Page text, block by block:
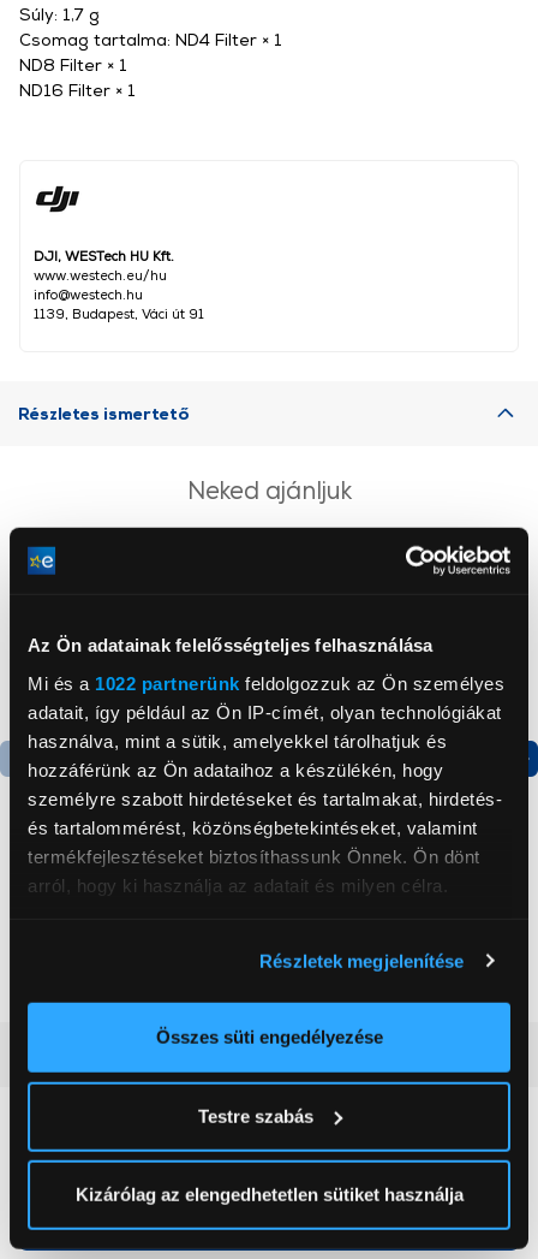
Az Ön adatainak felelősségteljes felhasználása
Mi és a 1022 partnerünk feldolgozzuk az Ön személyes
adatait, így például az Ön IP-címét, olyan technológiákat
használva, mint a sütik, amelyekkel tárolhatjuk és
hozzáférünk az Ön adataihoz a készülékén, hogy
személyre szabott hirdetéseket és tartalmakat, hirdetés-
és tartalommérést, közönségbetekintéseket, valamint
termékfejlesztéseket biztosíthassunk Önnek. Ön dönt
arról, hogy ki használja az adatait és milyen célra.
elhelyezkedéséről pár méteres pontossággal
Az Ön készülékén beazonosítása annak konkrét
módjairól és adja meg preferenciáit aRészletek
pontban. Bármikor módosíthatja vagy visszavonhatja a
Sütinyilatkozathoz való hozzájárulását.
Részletek megjelenítése
Összes süti engedélyezése
Testre szabás
Kizárólag az elengedhetetlen sütiket használja
DJI, WESTech HU Kft.
www.westech.eu/hu
info@westech.hu
1139, Budapest, Váci út 91
Súly: 1,7 g
Csomag tartalma: ND4 Filter × 1
ND8 Filter × 1
ND16 Filter × 1
Részletes ismertető
Neked ajánljuk
Termék adatlap
Gorenje NRS8182KX Side
by side hűtőszekrény
Termék adatlap
Alulfagyasztós
179 999 Ft
0